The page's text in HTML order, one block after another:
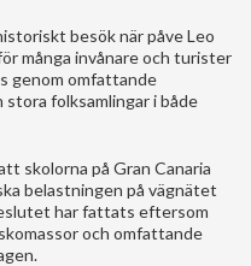
besök när påve Leo
många invånare och turister
genom omfattande
folksamlingar i både
skolorna på Gran Canaria
belastningen på vägnätet
har fattats eftersom
och omfattande